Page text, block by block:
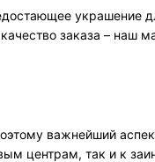
украшение
заказа – наш
важнейший
центрам, так и к